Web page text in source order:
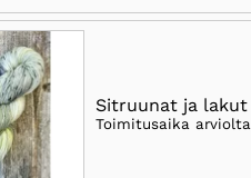
Sitruunat ja lakut
Toimitusaika arviolta